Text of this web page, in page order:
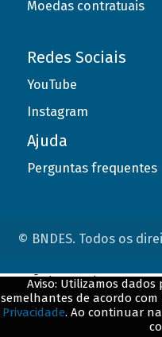
Moedas contratuais
Redes Sociais
YouTube
Instagram
Ajuda
Perguntas frequentes
© BNDES. Todos os
Aviso: Utilizamos dados
semelhantes de acordo com
Privacidade. Ao continuar
ConteÃºdo complementar
${title}${badge}